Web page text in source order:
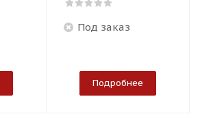
Под заказ
Подробнее